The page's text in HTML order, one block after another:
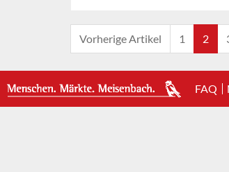
Vorherige Artikel 1 2
FAQ